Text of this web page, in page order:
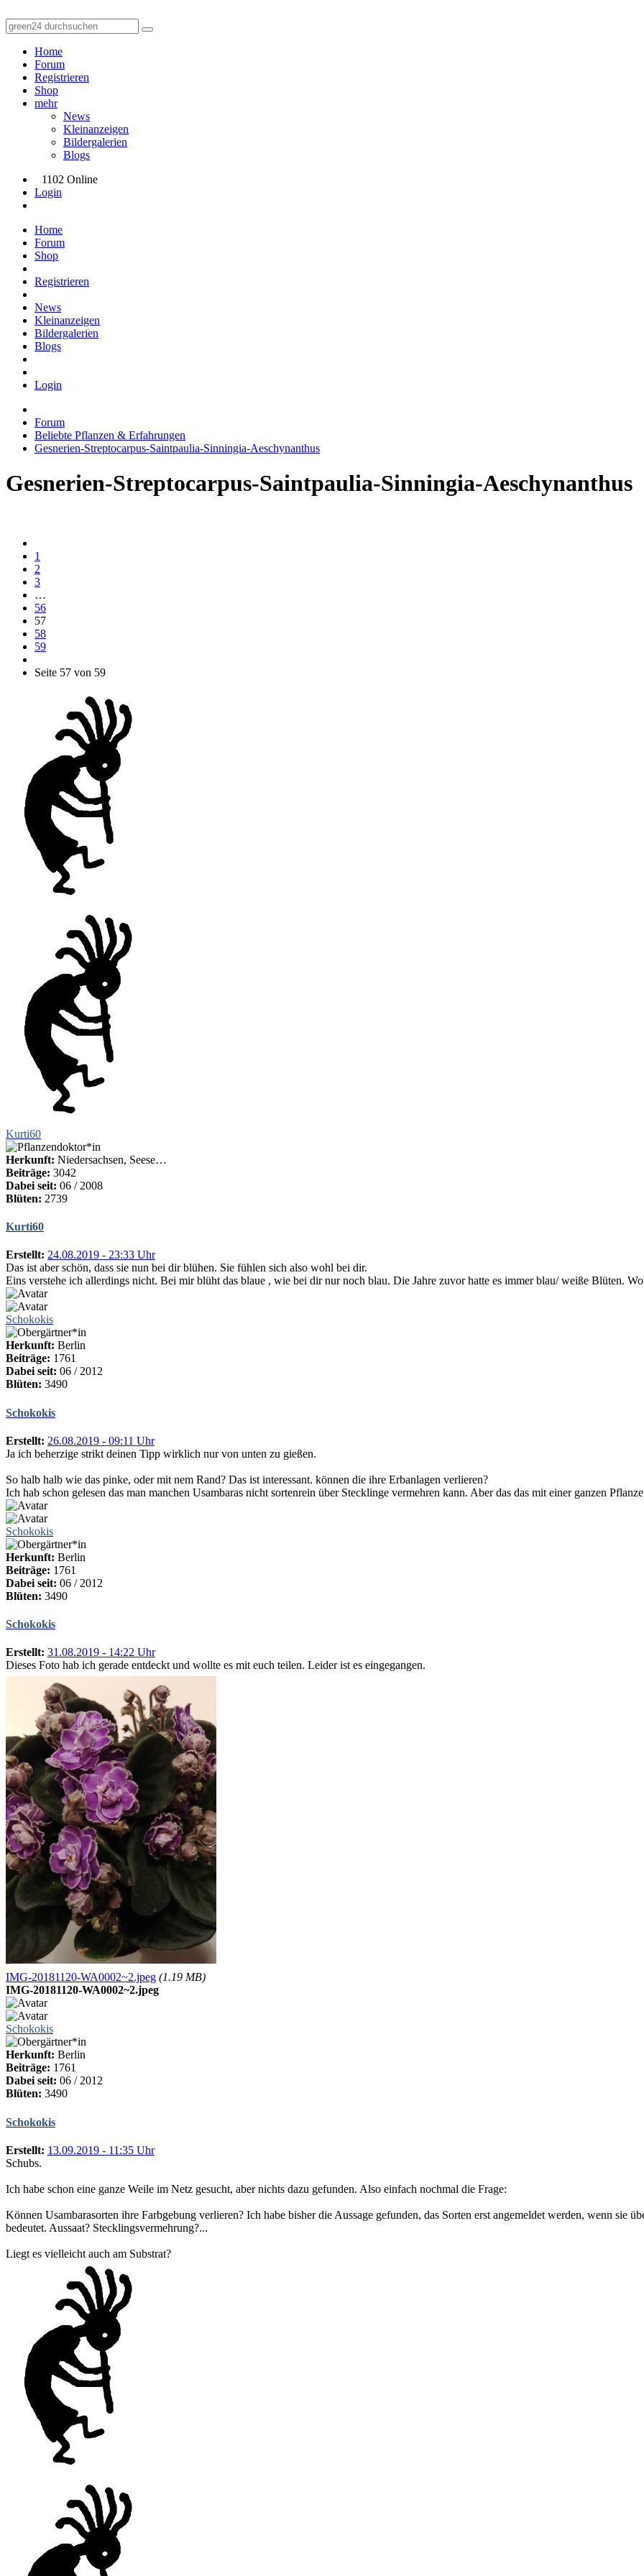
Home
Forum
Registrieren
Shop
mehr
News
Kleinanzeigen
Bildergalerien
Blogs
1102 Online
Login
Home
Forum
Shop
Registrieren
News
Kleinanzeigen
Bildergalerien
Blogs
Login
Forum
Beliebte Pflanzen & Erfahrungen
Gesnerien-Streptocarpus-Saintpaulia-Sinningia-Aeschynanthus
Gesnerien-Streptocarpus-Saintpaulia-Sinningia-Aeschynanthus
1
2
3
…
56
57
58
59
Seite 57 von 59
Kurti60
Herkunft: Niedersachsen, Seese…
Beiträge: 3042
Dabei seit: 06 / 2008
Blüten: 2739
Kurti60
Erstellt: 24.08.2019 - 23:33 Uhr
Das ist aber schön, dass sie nun bei dir blühen. Sie fühlen sich also wohl bei dir.
Eins verstehe ich allerdings nicht. Bei mir blüht das blaue , wie bei dir nur noch blau. Die Jahre zuvor hatte es immer blau/ weiße Blüten.
Schokokis
Herkunft: Berlin
Beiträge: 1761
Dabei seit: 06 / 2012
Blüten: 3490
Schokokis
Erstellt: 26.08.2019 - 09:11 Uhr
Ja ich beherzige strikt deinen Tipp wirklich nur von unten zu gießen.
So halb halb wie das pinke, oder mit nem Rand? Das ist interessant. können die ihre Erbanlagen verlieren?
Ich hab schon gelesen das man manchen Usambaras nicht sortenrein über Stecklinge vermehren kann. Aber das das mit einer ganzen
Schokokis
Herkunft: Berlin
Beiträge: 1761
Dabei seit: 06 / 2012
Blüten: 3490
Schokokis
Erstellt: 31.08.2019 - 14:22 Uhr
Dieses Foto hab ich gerade entdeckt und wollte es mit euch teilen. Leider ist es eingegangen.
IMG-20181120-WA0002~2.jpeg (1.19 MB)
IMG-20181120-WA0002~2.jpeg
Schokokis
Herkunft: Berlin
Beiträge: 1761
Dabei seit: 06 / 2012
Blüten: 3490
Schokokis
Erstellt: 13.09.2019 - 11:35 Uhr
Schubs.
Ich habe schon eine ganze Weile im Netz gesucht, aber nichts dazu gefunden. Also einfach nochmal die Frage:
Können Usambarasorten ihre Farbgebung verlieren? Ich habe bisher die Aussage gefunden, das Sorten erst angemeldet werden, wenn sie
bedeutet. Aussaat? Stecklingsvermehrung?...
Liegt es vielleicht auch am Substrat?